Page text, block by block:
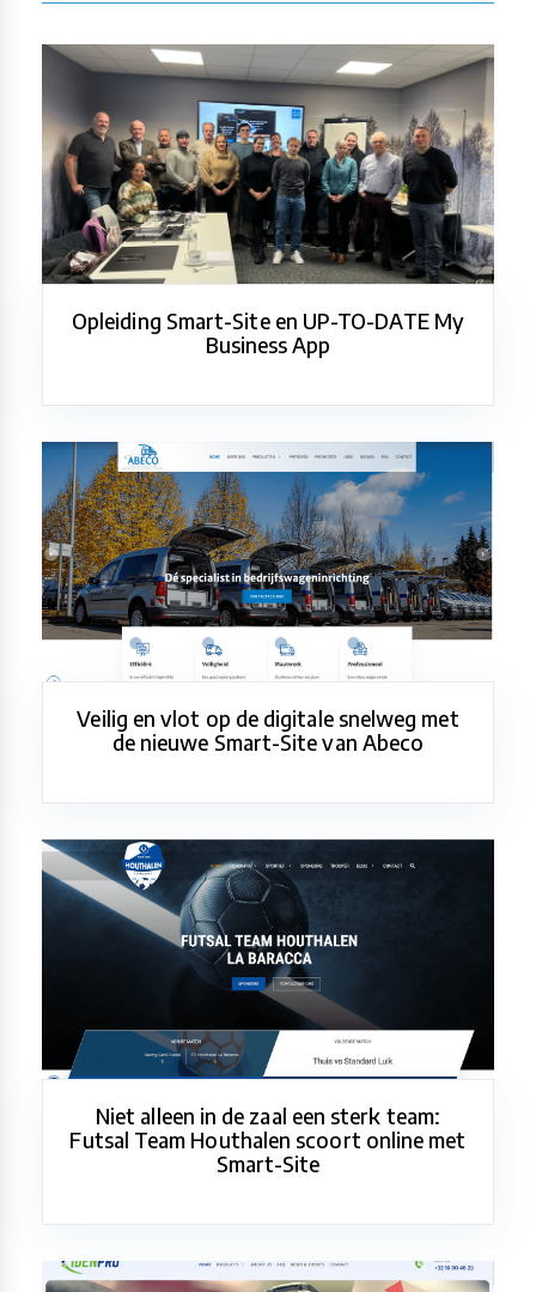
Opleiding Smart-Site en UP-TO-DATE My
Business App
Veilig en vlot op de digitale snelweg met
de nieuwe Smart-Site van Abeco
Niet alleen in de zaal een sterk team:
Futsal Team Houthalen scoort online met
Smart-Site